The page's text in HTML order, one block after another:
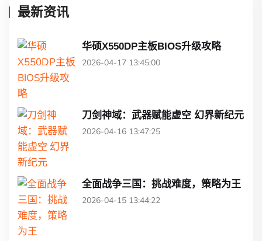
最新资讯
华硕X550DP主板BIOS升级攻略
2026-04-17 13:45:00
刀剑神域：武器赋能虚空 幻界新纪元
2026-04-16 13:47:25
全面战争三国：挑战难度，策略为王
2026-04-15 13:44:22